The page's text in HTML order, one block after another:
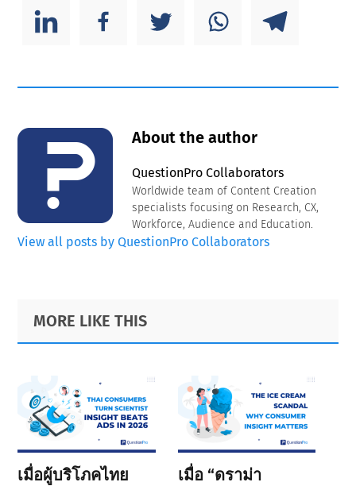
About the author
QuestionPro Collaborators
Worldwide team of Content Creation
specialists focusing on Research, CX,
Workforce, Audience and Education.
View all posts by QuestionPro Collaborators
Primary
Sidebar
Footer
MORE LIKE THIS
เมื่อผู้บริโภคไทย
เมื่อ “ดราม่า